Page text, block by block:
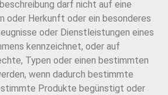
darf nicht auf eine
oder Herkunft oder ein besonderes
oder Dienstleistungen eines
kennzeichnet, oder auf
Typen oder einen bestimmten
wenn dadurch bestimmte
Produkte begünstigt oder